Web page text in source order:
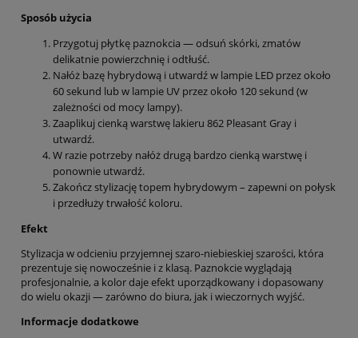
Sposób użycia
Przygotuj płytkę paznokcia — odsuń skórki, zmatów
delikatnie powierzchnię i odtłuść.
Nałóż bazę hybrydową i utwardź w lampie LED przez około
60 sekund lub w lampie UV przez około 120 sekund (w
zależności od mocy lampy).
Zaaplikuj cienką warstwę lakieru 862 Pleasant Gray i
utwardź.
W razie potrzeby nałóż drugą bardzo cienką warstwę i
ponownie utwardź.
Zakończ stylizację topem hybrydowym – zapewni on połysk
i przedłuży trwałość koloru.
Efekt
Stylizacja w odcieniu przyjemnej szaro-niebieskiej szarości, która
prezentuje się nowocześnie i z klasą. Paznokcie wyglądają
profesjonalnie, a kolor daje efekt uporządkowany i dopasowany
do wielu okazji — zarówno do biura, jak i wieczornych wyjść.
Informacje dodatkowe